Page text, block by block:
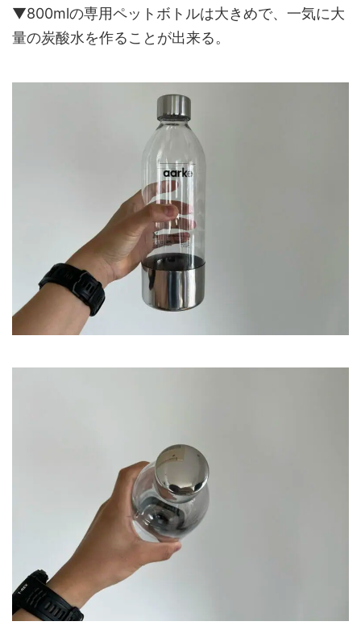
▼800mlの専用ペットボトルは大きめで、一気に大
量の炭酸水を作ることが出来る。